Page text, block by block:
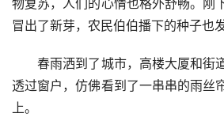
物复苏，人们的心情也格外舒畅。刚
冒出了新芽，农民伯伯播下的种子也发
春雨洒到了城市，高楼大厦和街
透过窗户，仿佛看到了一串串的雨丝
上。